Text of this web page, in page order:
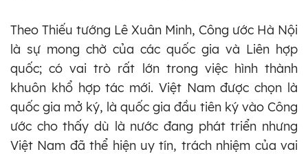
Theo Thiếu tướng Lê Xuân Minh, Công ước Hà Nội
là sự mong chờ của các quốc gia và Liên hợp
quốc; có vai trò rất lớn trong việc hình thành
khuôn khổ hợp tác mới. Việt Nam được chọn là
quốc gia mở ký, là quốc gia đầu tiên ký vào Công
ước cho thấy dù là nước đang phát triển nhưng
Việt Nam đã thể hiện uy tín, trách nhiệm của vai